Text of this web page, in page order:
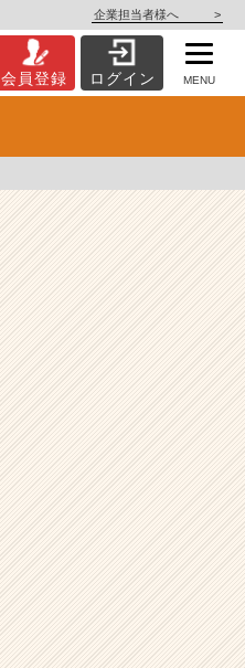
企業担当者様へ >
会員登録 ログイン MENU